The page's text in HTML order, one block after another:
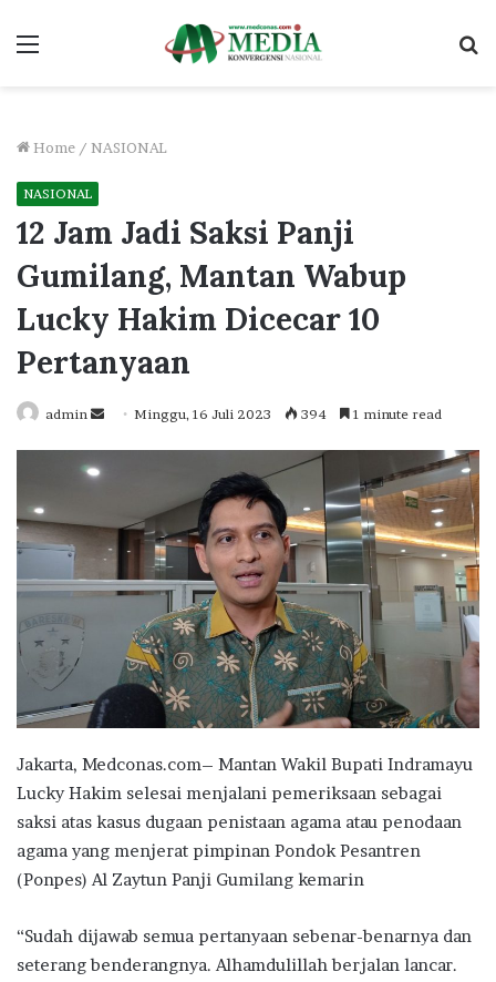
Menu
Home / NASIONAL
NASIONAL
12 Jam Jadi Saksi Panji
Gumilang, Mantan Wabup
Lucky Hakim Dicecar 10
Pertanyaan
admin
SendMinggu, 16 Juli 2023 394 1 minute read
Jakarta, Medconas.com– Mantan Wakil Bupati Indramayu
Lucky Hakim selesai menjalani pemeriksaan sebagai
saksi atas kasus dugaan penistaan agama atau penodaan
agama yang menjerat pimpinan Pondok Pesantren
(Ponpes) Al Zaytun Panji Gumilang kemarin
“Sudah dijawab semua pertanyaan sebenar-benarnya dan
seterang benderangnya. Alhamdulillah berjalan lancar.